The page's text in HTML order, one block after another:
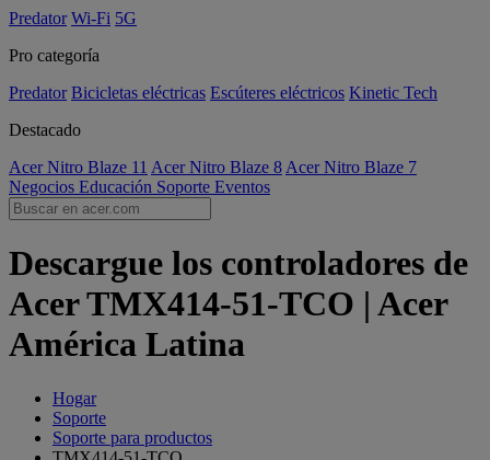
Predator Wi-Fi 5G
Pro categoría
Predator Bicicletas eléctricas Escúteres eléctricos Kinetic Tech
Destacado
Acer Nitro Blaze 11 Acer Nitro Blaze 8 Acer Nitro Blaze 7
Negocios Educación Soporte Eventos
Descargue los controladores de
Acer TMX414-51-TCO | Acer
América Latina
Hogar
Soporte
Soporte para productos